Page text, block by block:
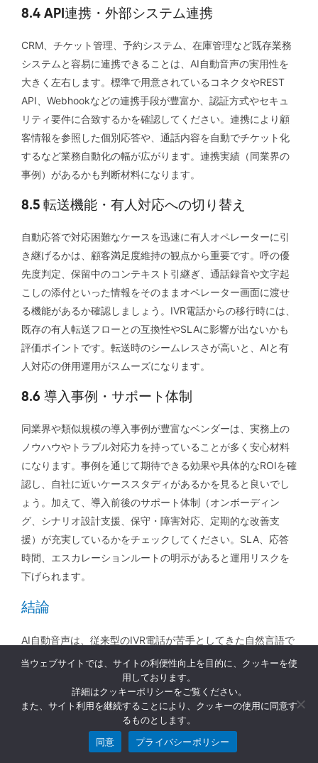
8.4 API連携・外部システム連携
CRM、チケット管理、予約システム、在庫管理など既存業務
システムと容易に連携できることは、AI自動音声の実用性を
大きく左右します。標準で用意されているコネクタやREST
API、Webhookなどの連携手段が豊富か、認証方式やセキュ
リティ要件に合致するかを確認してください。連携により顧
客情報を参照した個別応答や、通話内容を自動でチケット化
するなど業務自動化の幅が広がります。連携実績（同業界の
事例）があるかも判断材料になります。
8.5 転送機能・有人対応への切り替え
自動応答で対応困難なケースを迅速に有人オペレーターに引
き継げるかは、顧客満足度維持の観点から重要です。呼の優
先度判定、保留中のコンテキスト引継ぎ、通話録音や文字起
こしの添付といった情報をそのままオペレーター画面に渡せ
る機能があるか確認しましょう。IVR電話からの移行時には、
既存の有人転送フローとの互換性やSLAに影響が出ないかも
評価ポイントです。転送時のシームレスさが高いと、AIと有
人対応の併用運用がスムーズになります。
8.6 導入事例・サポート体制
同業界や類似規模の導入事例が豊富なベンダーは、実務上の
ノウハウやトラブル対応力を持っていることが多く安心材料
になります。事例を通じて期待できる効果や具体的なROIを確
認し、自社に近いケーススタディがあるかを見ると良いでし
ょう。加えて、導入前後のサポート体制（オンボーディン
グ、シナリオ設計支援、保守・障害対応、定期的な改善支
援）が充実しているかをチェックしてください。SLA、応答
時間、エスカレーションルートの明示があると運用リスクを
下げられます。
結論
AI自動音声は、従来型のIVR電話が苦手としてきた自然言語で
の対話や業務システムとの連携によって、応対品質と効率の
両立を可能にします。一方で初期費用や学習期間、シナリオ
設計といった運用上のハードルも存在するため、自社の業務
特性や優先課題を明確にした上で段階的に導入することが成
功の鍵です。本記事で示したメリット・注意点、選定基準を
基にPoCを実施し、IVR電話とのハイブリッド運用も視野に入
当ウェブサイトでは、サイトの利便性向上を目的に、クッキーを使
用しております。
詳細はクッキーポリシーをご覧ください。
また、サイト利用を継続することにより、クッキーの使用に同意す
るものとします。
同意
プライバシーポリシー